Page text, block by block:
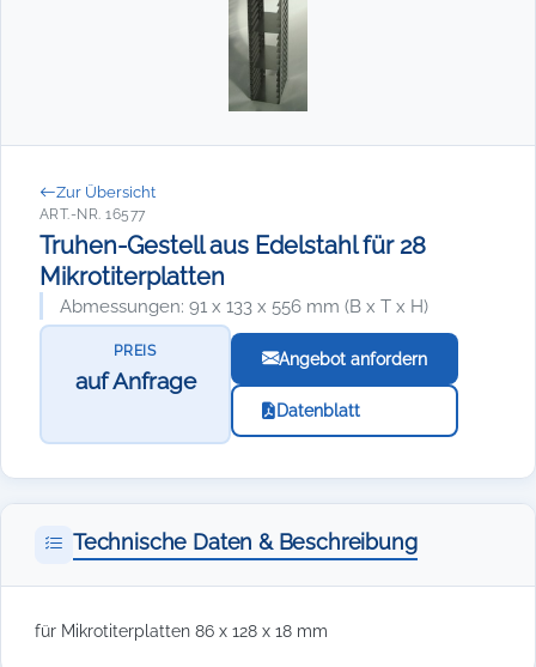
Zur Übersicht
ART.-NR. 16577
Truhen-Gestell aus Edelstahl für 28
Mikrotiterplatten
Abmessungen: 91 x 133 x 556 mm (B x T x H)
PREIS
auf Anfrage
Angebot anfordern
Datenblatt
Technische Daten & Beschreibung
für Mikrotiterplatten 86 x 128 x 18 mm